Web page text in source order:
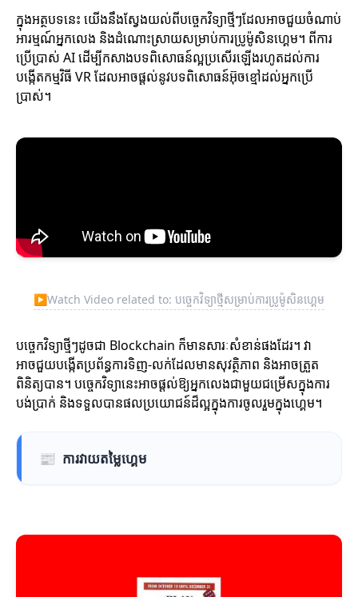
ក្នុងអត្ថបទនេះ យើងនឹងស្វែងយល់ពីបច្ចេកវិទ្យាថ្មីៗដែលអាចជួយចំណាប់
អារម្មណ៍អ្នកលេង និងដំណោះស្រាយសម្រាប់ការប្រូម៉ូសិនហ្គេម។ ពីការ
ប្រើប្រាស់ AI ដើម្បីកសាងបទពិសោធន៍ល្អប្រសើរឡើងរហូតដល់ការ
បង្កើតកម្មវិធី VR ដែលអាចផ្តល់នូវបទពិសោធន៍អ៊ុចខ្មៅដល់អ្នកប្រើ
ប្រាស់។
▶Watch Video related to: បច្ចេកវិទ្យាថ្មីសម្រាប់ការប្រូម៉ូសិនហ្គេម
បច្ចេកវិទ្យាថ្មីៗដូចជា Blockchain ក៏មានសារៈសំខាន់ផងដែរ។ វា
អាចជួយបង្កើតប្រព័ន្ធការទិញ-លក់ដែលមានសុវត្ថិភាព និងអាចត្រួត
ពិនិត្យបាន។ បច្ចេកវិទ្យានេះអាចផ្តល់ឱ្យអ្នកលេងជាមួយជម្រើសក្នុងការ
បង់ប្រាក់ និងទទួលបានផលប្រយោជន៍ដ៏ល្អក្នុងការចូលរួមក្នុងហ្គេម។
📰 ការវាយតម្លៃហ្គេម